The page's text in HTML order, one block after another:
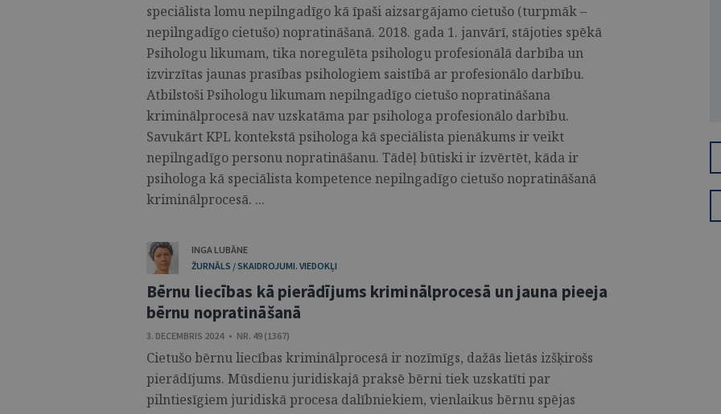
speciālista lomu nepilngadīgo kā īpaši aizsargājamo cietušo (turpmāk –
nepilngadīgo cietušo) nopratināšanā. 2018. gada 1. janvārī, stājoties spēkā
Psihologu likumam, tika noregulēta psihologu profesionālā darbība un
izvirzītas jaunas prasības psihologiem saistībā ar profesionālo darbību.
Atbilstoši Psihologu likumam nepilngadīgo cietušo nopratināšana
kriminālprocesā nav uzskatāma par psihologa profesionālo darbību.
Savukārt KPL kontekstā psihologa kā speciālista pienākums ir veikt
nepilngadīgo personu nopratināšanu. Tādēļ būtiski ir izvērtēt, kāda ir
psihologa kā speciālista kompetence nepilngadīgo cietušo nopratināšanā
kriminālprocesā. ...
INGA LUBĀNE
ŽURNĀLS / SKAIDROJUMI. VIEDOKĻI
Bērnu liecības kā pierādījums kriminālprocesā un jauna pieeja
bērnu nopratināšanā
3. DECEMBRIS 2024 • NR. 49 (1367)
Cietušo bērnu liecības kriminālprocesā ir nozīmīgs, dažās lietās izšķirošs
pierādījums. Mūsdienu juridiskajā praksē bērni tiek uzskatīti par
pilntiesīgiem juridiskā procesa dalībniekiem, vienlaikus bērnu spējas